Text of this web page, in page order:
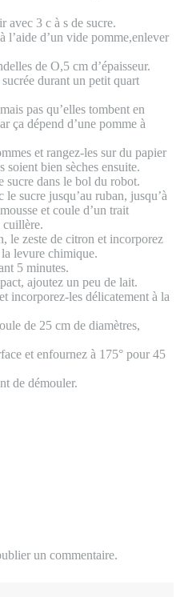
avec 3 c à s de sucre.
l’aide d’un vide pomme,enlever
de O,5 cm d’épaisseur.
durant un petit quart
pas qu’elles tombent en
ça dépend d’une pomme à
et rangez-les sur du papier
soient bien sèches ensuite.
sucre dans le bol du robot.
sucre jusqu’au ruban, jusqu’à
et coule d’un trait
cuillère.
le zeste de citron et incorporez
levure chimique.
5 minutes.
ajoutez un peu de lait.
incorporez-les délicatement à la
de 25 cm de diamètres,
et enfournez à 175° pour 45
de démouler.
un commentaire.